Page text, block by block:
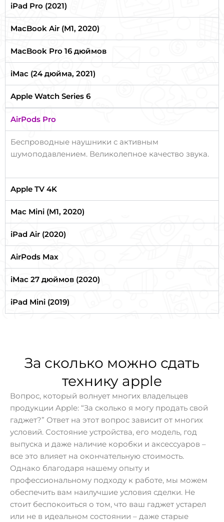
iPad Pro (2021)
MacBook Air (M1, 2020)
MacBook Pro 16 дюймов
iMac (24 дюйма, 2021)
Apple Watch Series 6
AirPods Pro
Беспроводные наушники с активным
шумоподавлением. Великолепное качество звука.
Apple TV 4K
Mac Mini (M1, 2020)
iPad Air (2020)
AirPods Max
iMac 27 дюймов (2020)
iPad Mini (2019)
За сколько можно сдать
технику apple
Вопрос, который волнует многих владельцев
продукции Apple: “За сколько я могу продать свой
гаджет?” Ответ на этот вопрос зависит от многих
условий. Состояние устройства, его модель, год
выпуска и даже наличие коробки и аксессуаров –
все это влияет на окончательную стоимость.
Однако благодаря нашему опыту и
профессиональному подходу к работе, мы можем
обеспечить вам наилучшие условия сделки. Не
стоит беспокоиться о том, что ваш гаджет устарел
или не в идеальном состоянии – даже старые